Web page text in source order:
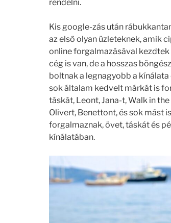
rendelni.
Kis google-zás után
az első olyan üzleteknek, amik
online forgalmazásával
cég is van, de a hosszas
boltnak a legnagyobb a
sok általam kedvelt márkát is
táskát, Leont, Jana-t, Walk in
Olivert, Benettont, és sok mást
forgalmaznak, övet, táskát és
kínálatában.